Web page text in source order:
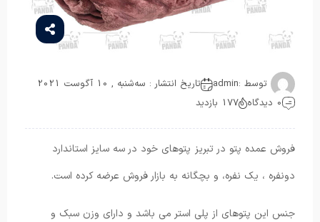
توسط :admin
تاریخ انتشار : سه‌شنبه , 10 آگوست 2021
0 دیدگاه
177 بازدید
فروش عمده پتو در تبریز پتوهای خود در سه سایز استاندارد
دونفره ، یک نفره، و بچگانه به بازار فروش عرضه کرده است.
جنس این پتوهای از پلی استر می باشد و دارای وزن سبک و